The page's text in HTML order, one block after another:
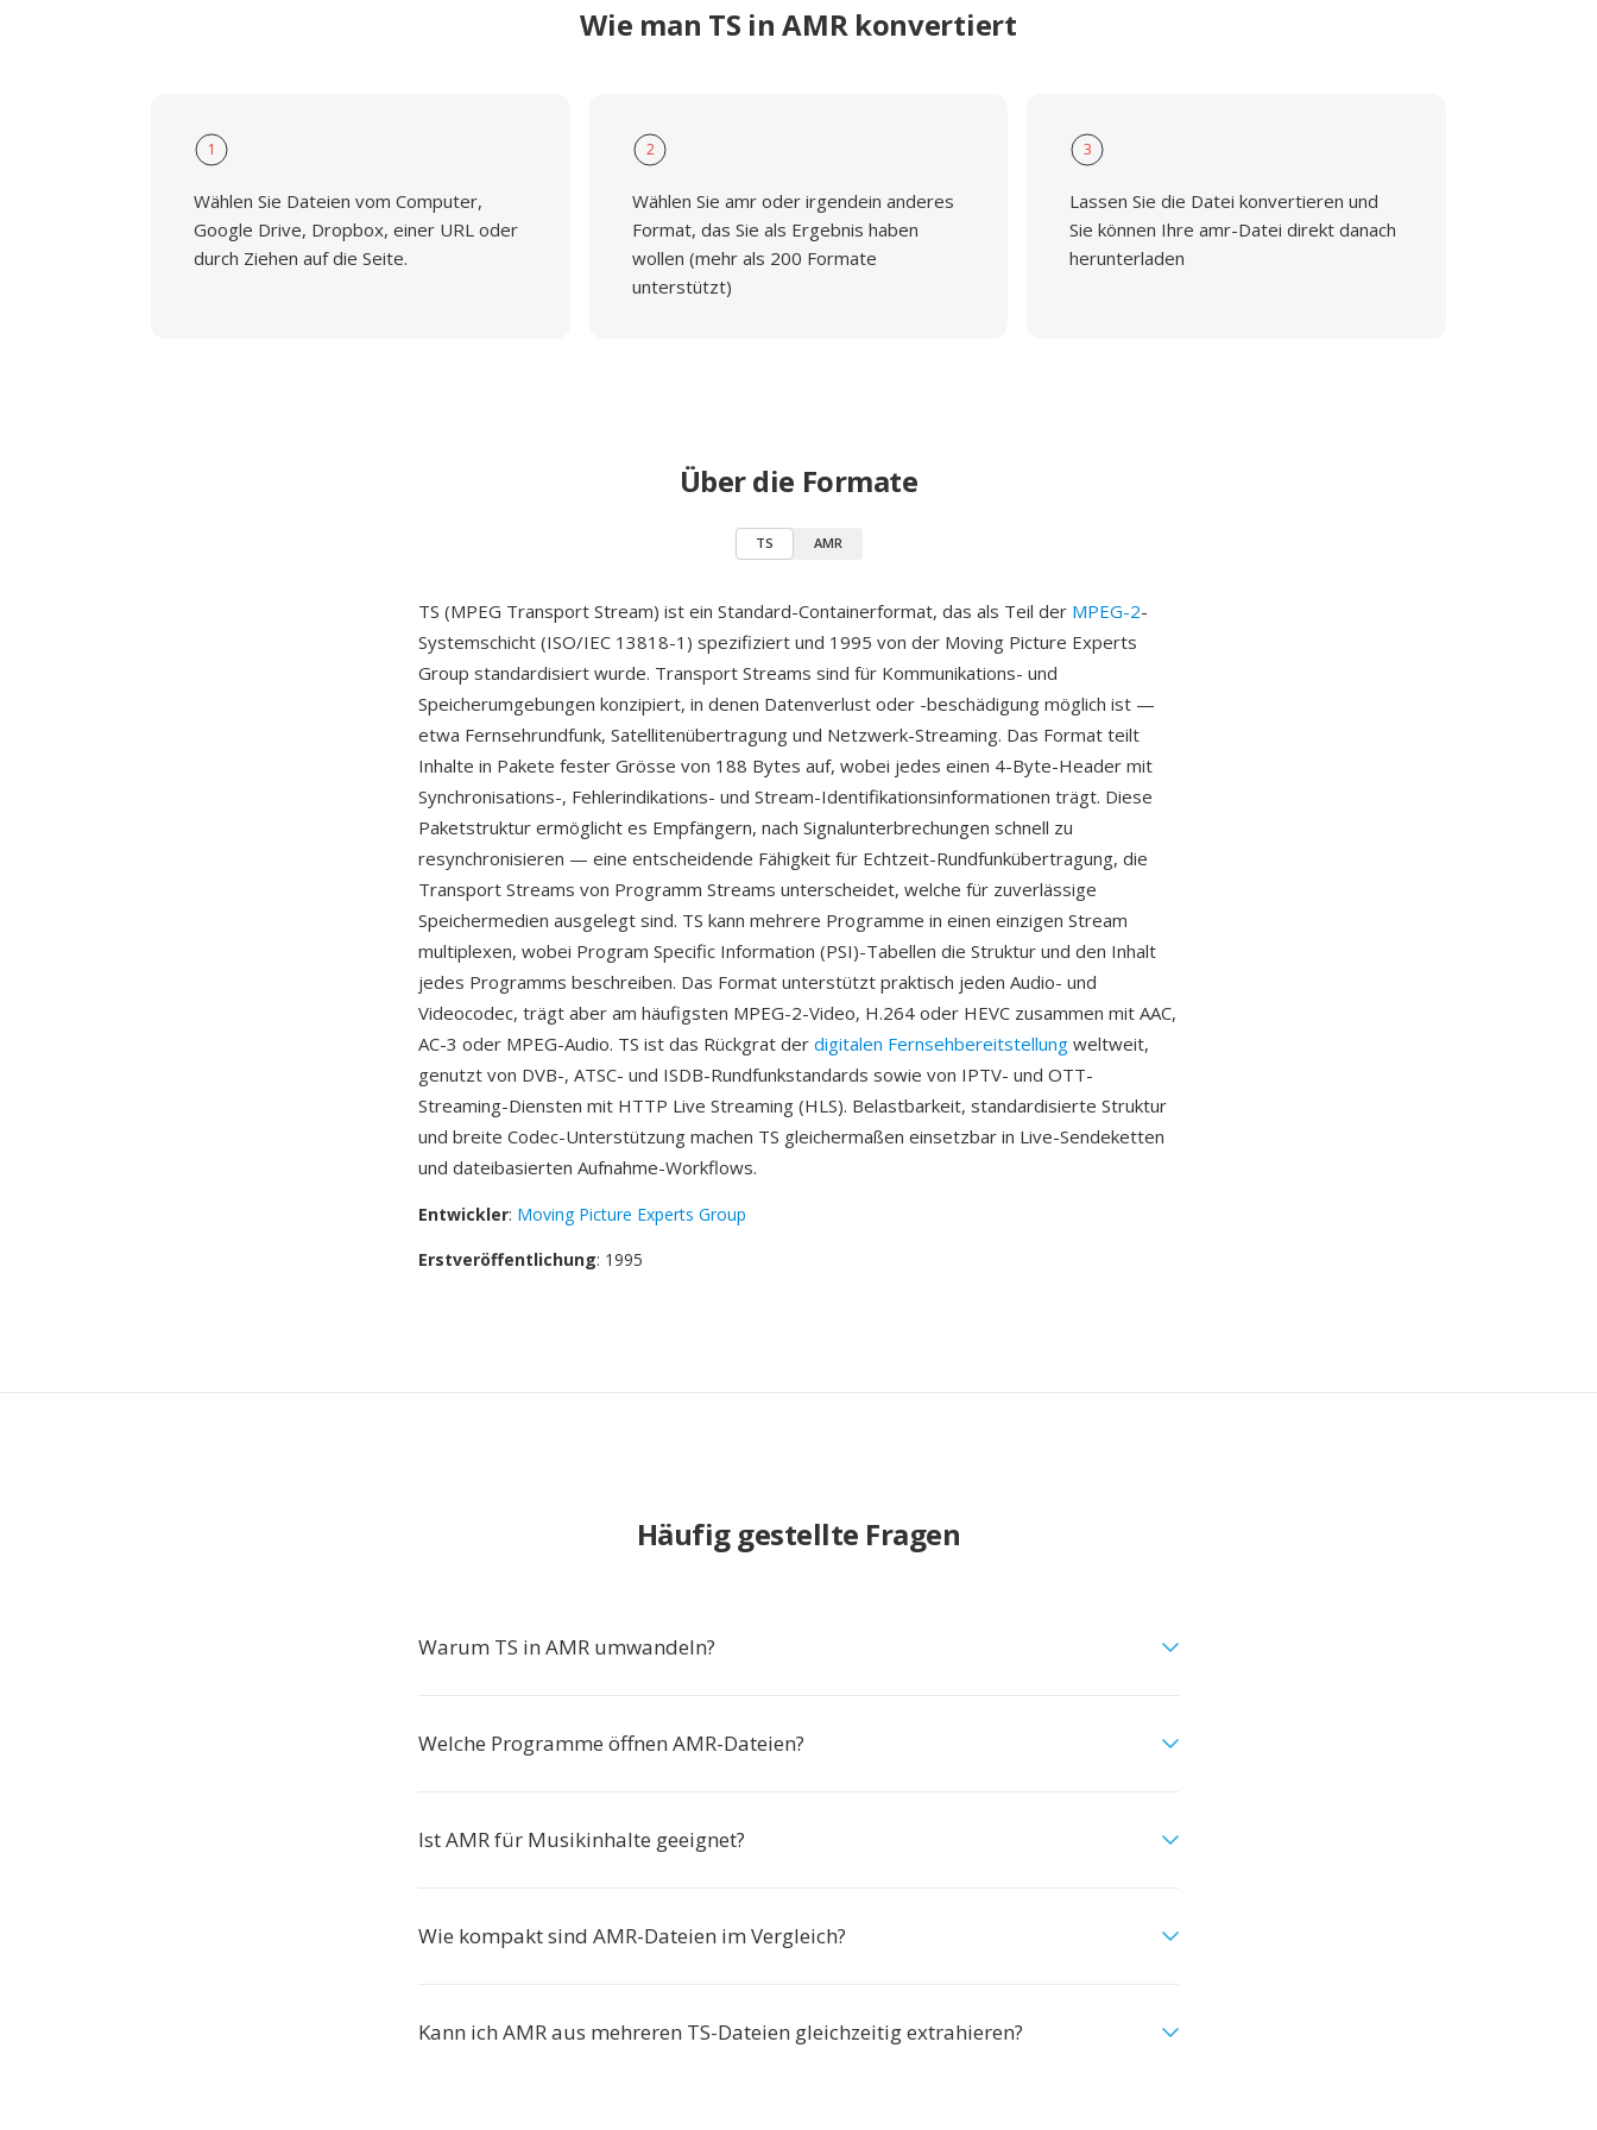
Wie man TS in AMR konvertiert
1
Wählen Sie Dateien vom Computer,
Google Drive, Dropbox, einer URL oder
durch Ziehen auf die Seite.
2
Wählen Sie amr oder irgendein anderes
Format, das Sie als Ergebnis haben
wollen (mehr als 200 Formate
unterstützt)
3
Lassen Sie die Datei konvertieren und
Sie können Ihre amr-Datei direkt danach
herunterladen
Über die Formate
TS AMR
TS (MPEG Transport Stream) ist ein Standard-Containerformat, das als Teil der MPEG-2-
Systemschicht (ISO/IEC 13818-1) spezifiziert und 1995 von der Moving Picture Experts
Group standardisiert wurde. Transport Streams sind für Kommunikations- und
Speicherumgebungen konzipiert, in denen Datenverlust oder -beschädigung möglich ist —
etwa Fernsehrundfunk, Satellitenübertragung und Netzwerk-Streaming. Das Format teilt
Inhalte in Pakete fester Grösse von 188 Bytes auf, wobei jedes einen 4-Byte-Header mit
Synchronisations-, Fehlerindikations- und Stream-Identifikationsinformationen trägt. Diese
Paketstruktur ermöglicht es Empfängern, nach Signalunterbrechungen schnell zu
resynchronisieren — eine entscheidende Fähigkeit für Echtzeit-Rundfunkübertragung, die
Transport Streams von Programm Streams unterscheidet, welche für zuverlässige
Speichermedien ausgelegt sind. TS kann mehrere Programme in einen einzigen Stream
multiplexen, wobei Program Specific Information (PSI)-Tabellen die Struktur und den Inhalt
jedes Programms beschreiben. Das Format unterstützt praktisch jeden Audio- und
Videocodec, trägt aber am häufigsten MPEG-2-Video, H.264 oder HEVC zusammen mit AAC,
AC-3 oder MPEG-Audio. TS ist das Rückgrat der digitalen Fernsehbereitstellung weltweit,
genutzt von DVB-, ATSC- und ISDB-Rundfunkstandards sowie von IPTV- und OTT-
Streaming-Diensten mit HTTP Live Streaming (HLS). Belastbarkeit, standardisierte Struktur
und breite Codec-Unterstützung machen TS gleichermaßen einsetzbar in Live-Sendeketten
und dateibasierten Aufnahme-Workflows.
Entwickler: Moving Picture Experts Group
Erstveröffentlichung: 1995
Häufig gestellte Fragen
Warum TS in AMR umwandeln?
Welche Programme öffnen AMR-Dateien?
Ist AMR für Musikinhalte geeignet?
Wie kompakt sind AMR-Dateien im Vergleich?
Kann ich AMR aus mehreren TS-Dateien gleichzeitig extrahieren?